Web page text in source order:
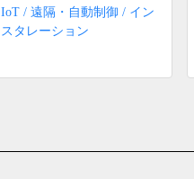
IoT / 遠隔・自動制御 / イン
スタレーション